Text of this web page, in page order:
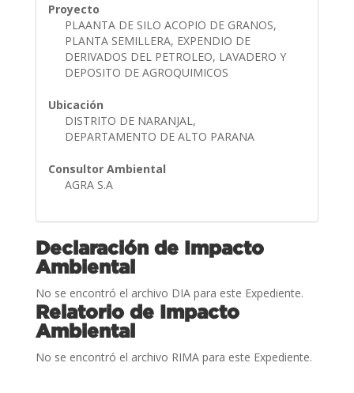
Proyecto
PLAANTA DE SILO ACOPIO DE GRANOS,
PLANTA SEMILLERA, EXPENDIO DE
DERIVADOS DEL PETROLEO, LAVADERO Y
DEPOSITO DE AGROQUIMICOS
Ubicación
DISTRITO DE NARANJAL,
DEPARTAMENTO DE ALTO PARANA
Consultor Ambiental
AGRA S.A
Declaración de Impacto
Ambiental
No se encontró el archivo DIA para este Expediente.
Relatorio de Impacto
Ambiental
No se encontró el archivo RIMA para este Expediente.